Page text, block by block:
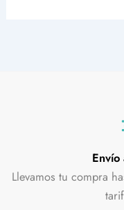
Llevamos tu compra